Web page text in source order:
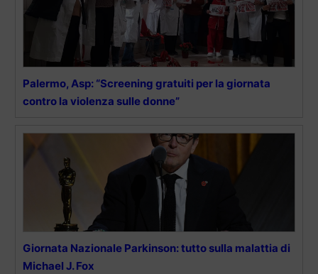
Palermo, Asp: “Screening gratuiti per la giornata
contro la violenza sulle donne”
Giornata Nazionale Parkinson: tutto sulla malattia di
Michael J. Fox